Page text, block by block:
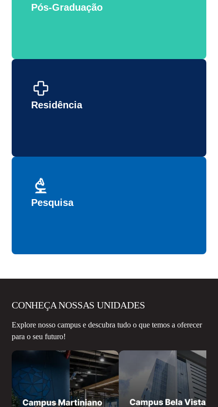
Pós-Graduação
Residência
Pesquisa
CONHEÇA NOSSAS UNIDADES
Explore nosso campus e descubra tudo o que temos a oferecer
para o seu futuro!